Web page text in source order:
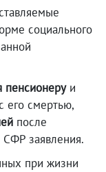
социального
пенсионеруи
его смертью,
после
заявления.
при жизни